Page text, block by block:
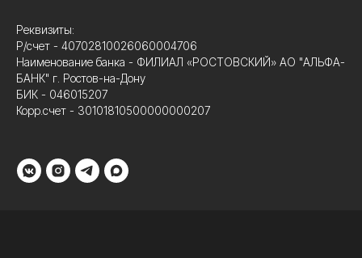
Реквизиты:
Р/счет - 40702810026060004706
Наименование банка - ФИЛИАЛ «РОСТОВСКИЙ» АО "АЛЬФА-
БАНК" г. Ростов-на-Дону
БИК - 046015207
Корр.счет - 30101810500000000207